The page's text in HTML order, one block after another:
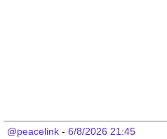
@peacelink - 6/8/2026 21:45